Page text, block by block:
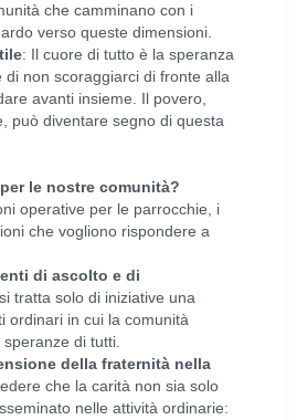
che camminano con i
verso queste dimensioni.
: Il cuore di tutto è la speranza
di non scoraggiarci di fronte alla
avanti insieme. Il povero,
può diventare segno di questa
le nostre comunità?
operative per le parrocchie, i
che vogliono rispondere a
di ascolto e di
tratta solo di iniziative una
ordinari in cui la comunità
di tutti.
della fraternità nella
che la carità non sia solo
nelle attività ordinarie: